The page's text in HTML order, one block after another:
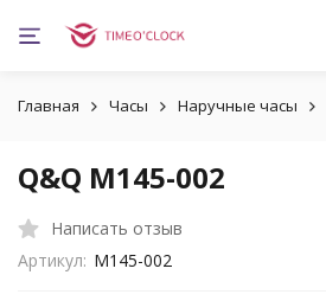
Главная Часы Наручные часы
Q&Q M145-002
Написать отзыв
Артикул: M145-002